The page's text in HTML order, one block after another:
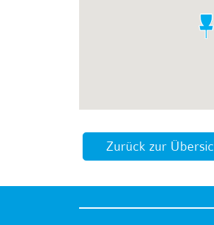
Zurück zur